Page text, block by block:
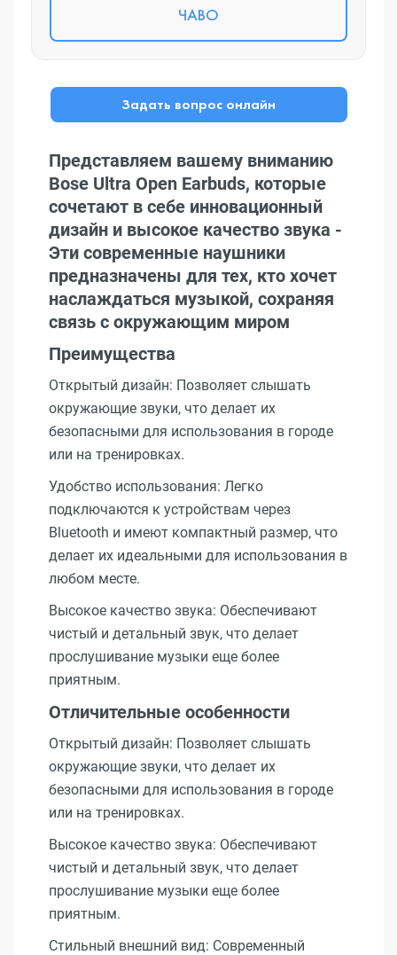
ЧАВО
Задать вопрос онлайн
Представляем вашему вниманию
Bose Ultra Open Earbuds, которые
сочетают в себе инновационный
дизайн и высокое качество звука -
Эти современные наушники
предназначены для тех, кто хочет
наслаждаться музыкой, сохраняя
связь с окружающим миром
Преимущества
Открытый дизайн: Позволяет слышать
окружающие звуки, что делает их
безопасными для использования в городе
или на тренировках.
Удобство использования: Легко
подключаются к устройствам через
Bluetooth и имеют компактный размер, что
делает их идеальными для использования в
любом месте.
Высокое качество звука: Обеспечивают
чистый и детальный звук, что делает
прослушивание музыки еще более
приятным.
Отличительные особенности
Открытый дизайн: Позволяет слышать
окружающие звуки, что делает их
безопасными для использования в городе
или на тренировках.
Высокое качество звука: Обеспечивают
чистый и детальный звук, что делает
прослушивание музыки еще более
приятным.
Стильный внешний вид: Современный